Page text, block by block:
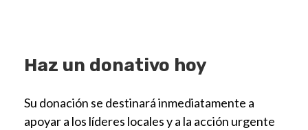
Haz un donativo hoy
Su donación se destinará inmediatamente a
apoyar a los líderes locales y a la acción urgente